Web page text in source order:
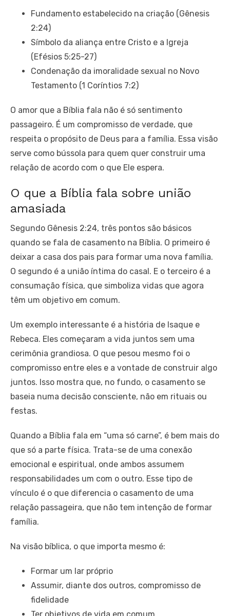
Fundamento estabelecido na criação (Gênesis
2:24)
Símbolo da aliança entre Cristo e a Igreja
(Efésios 5:25-27)
Condenação da imoralidade sexual no Novo
Testamento (1 Coríntios 7:2)
O amor que a Bíblia fala não é só sentimento
passageiro. É um compromisso de verdade, que
respeita o propósito de Deus para a família. Essa visão
serve como bússola para quem quer construir uma
relação de acordo com o que Ele espera.
O que a Bíblia fala sobre união
amasiada
Segundo Gênesis 2:24, três pontos são básicos
quando se fala de casamento na Bíblia. O primeiro é
deixar a casa dos pais para formar uma nova família.
O segundo é a união íntima do casal. E o terceiro é a
consumação física, que simboliza vidas que agora
têm um objetivo em comum.
Um exemplo interessante é a história de Isaque e
Rebeca. Eles começaram a vida juntos sem uma
cerimônia grandiosa. O que pesou mesmo foi o
compromisso entre eles e a vontade de construir algo
juntos. Isso mostra que, no fundo, o casamento se
baseia numa decisão consciente, não em rituais ou
festas.
Quando a Bíblia fala em “uma só carne”, é bem mais do
que só a parte física. Trata-se de uma conexão
emocional e espiritual, onde ambos assumem
responsabilidades um com o outro. Esse tipo de
vínculo é o que diferencia o casamento de uma
relação passageira, que não tem intenção de formar
família.
Na visão bíblica, o que importa mesmo é:
Formar um lar próprio
Assumir, diante dos outros, compromisso de
fidelidade